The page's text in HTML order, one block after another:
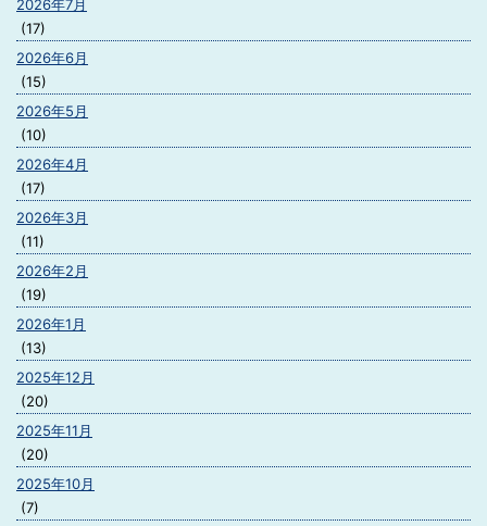
2026年7月
(17)
2026年6月
(15)
2026年5月
(10)
2026年4月
(17)
2026年3月
(11)
2026年2月
(19)
2026年1月
(13)
2025年12月
(20)
2025年11月
(20)
2025年10月
(7)